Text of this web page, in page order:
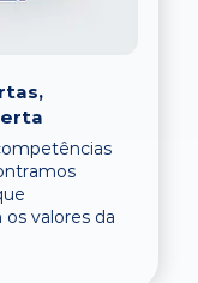
valores da